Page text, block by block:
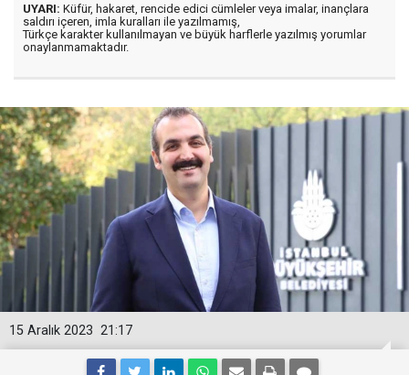
UYARI: Küfür, hakaret, rencide edici cümleler veya imalar, inançlara
saldırı içeren, imla kuralları ile yazılmamış,
Türkçe karakter kullanılmayan ve büyük harflerle yazılmış yorumlar
onaylanmamaktadır.
21:17
15 Aralık 2023